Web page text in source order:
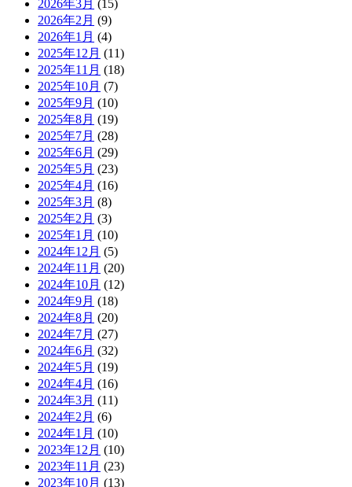
2026年3月 (15)
2026年2月 (9)
2026年1月 (4)
2025年12月 (11)
2025年11月 (18)
2025年10月 (7)
2025年9月 (10)
2025年8月 (19)
2025年7月 (28)
2025年6月 (29)
2025年5月 (23)
2025年4月 (16)
2025年3月 (8)
2025年2月 (3)
2025年1月 (10)
2024年12月 (5)
2024年11月 (20)
2024年10月 (12)
2024年9月 (18)
2024年8月 (20)
2024年7月 (27)
2024年6月 (32)
2024年5月 (19)
2024年4月 (16)
2024年3月 (11)
2024年2月 (6)
2024年1月 (10)
2023年12月 (10)
2023年11月 (23)
2023年10月 (13)